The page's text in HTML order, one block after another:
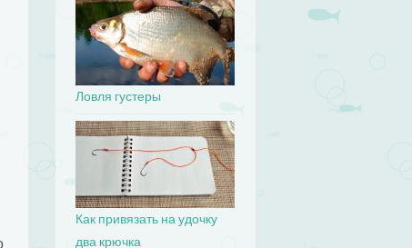
Ловля густеры
Как привязать на удочку
два крючка